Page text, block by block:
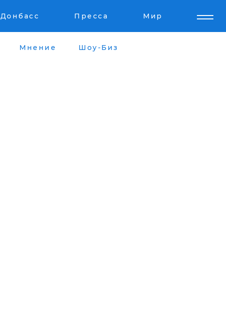
Донбасс Пресса Мир
Мнение Шоу-Биз